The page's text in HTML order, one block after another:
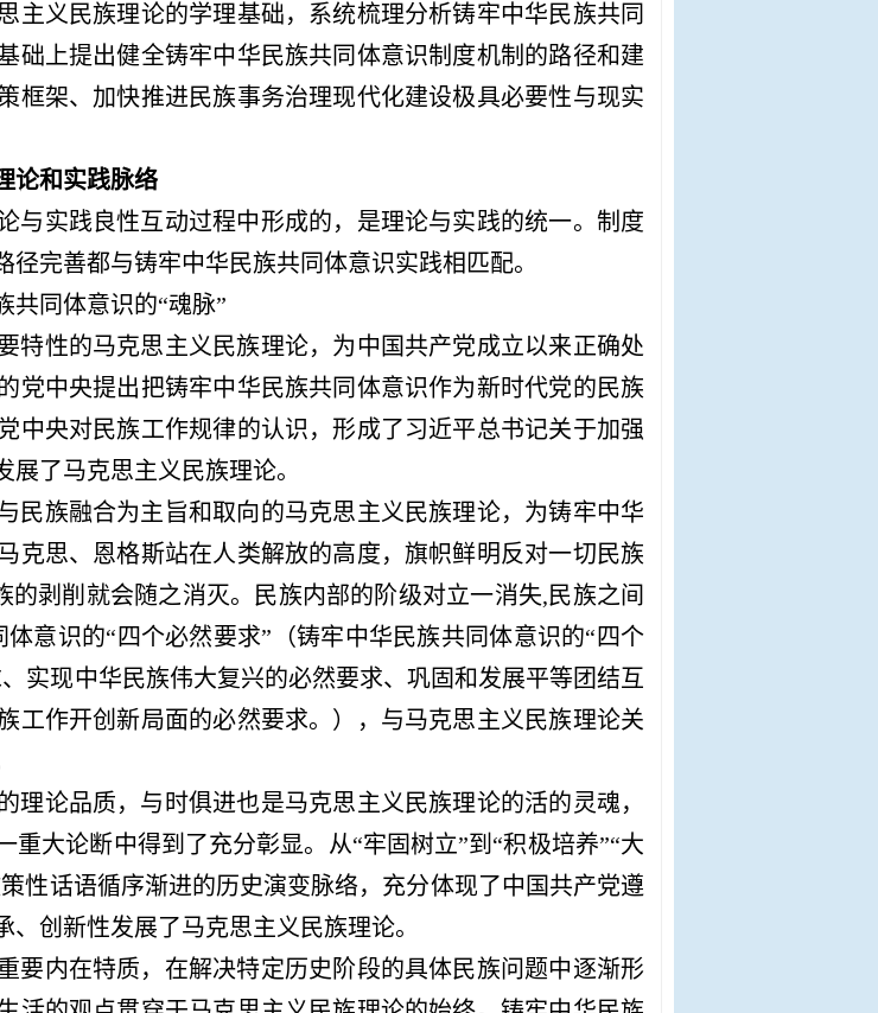
主义民族理论的学理基础，系统梳理分析铸牢中华民族共同
础上提出健全铸牢中华民族共同体意识制度机制的路径和建
框架、加快推进民族事务治理现代化建设极具必要性与现实
论和实践脉络
与实践良性互动过程中形成的，是理论与实践的统一。制度
完善都与铸牢中华民族共同体意识实践相匹配。
共同体意识的“魂脉”
特性的马克思主义民族理论，为中国共产党成立以来正确处
党中央提出把铸牢中华民族共同体意识作为新时代党的民族
中央对民族工作规律的认识，形成了习近平总书记关于加强
了马克思主义民族理论。
民族融合为主旨和取向的马克思主义民族理论，为铸牢中华
克思、恩格斯站在人类解放的高度，旗帜鲜明反对一切民族
的剥削就会随之消灭。民族内部的阶级对立一消失,民族之间
意识的“四个必然要求” （铸牢中华民族共同体意识的“四个
实现中华民族伟大复兴的必然要求、巩固和发展平等团结互
工作开创新局面的必然要求。）
，与马克思主义民族理论关
理论品质，与时俱进也是马克思主义民族理论的活的灵魂，
重大论断中得到了充分彰显。从“牢固树立”到“积极培养”“大
性话语循序渐进的历史演变脉络，充分体现了中国共产党遵
创新性发展了马克思主义民族理论。
要内在特质，在解决特定历史阶段的具体民族问题中逐渐形